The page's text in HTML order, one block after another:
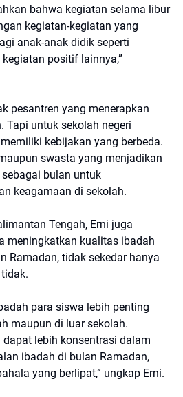
bahwa kegiatan selama libur
kegiatan-kegiatan yang
anak-anak didik seperti
positif lainnya,”
pesantren yang menerapkan
Tapi untuk sekolah negeri
kebijakan yang berbeda.
swasta yang menjadikan
bulan untuk
keagamaan di sekolah.
Tengah, Erni juga
meningkatkan kualitas ibadah
Ramadan, tidak sekedar hanya
para siswa lebih penting
maupun di luar sekolah.
lebih konsentrasi dalam
ibadah di bulan Ramadan,
yang berlipat,” ungkap Erni.